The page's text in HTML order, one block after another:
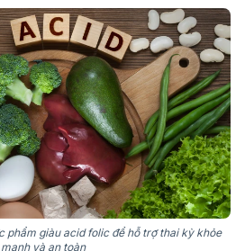
phẩm giàu acid folic để hỗ trợ thai kỳ khỏe
mạnh và an toàn